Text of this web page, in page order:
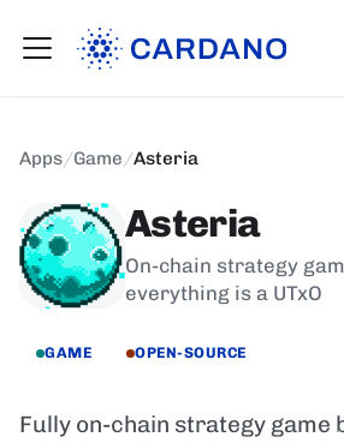
Apps/Game/Asteria
Asteria
On-chain strategy
everything is a UTxO
GAME OPEN-SOURCE
Fully on-chain strategy game